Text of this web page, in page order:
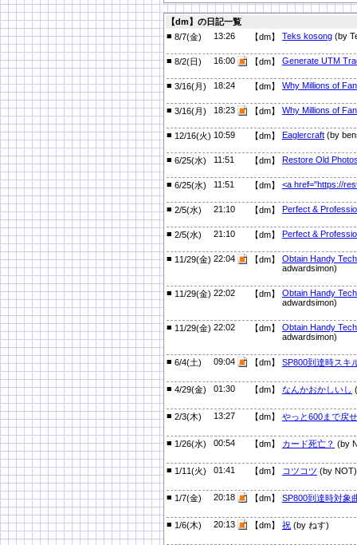
【dm】の日記一覧
■ 8/7(金) 13:26 【dm】 Teks kosong (by
■ 8/2(日) 16:00 【dm】 Generate UTM
■ 3/16(月) 18:24 【dm】 Why Millions of
■ 3/16(月) 18:23 【dm】 Why Millions of
■ 12/16(火) 10:59 【dm】 Eaglercraft (by
■ 6/25(水) 11:51 【dm】 Restore Old
■ 6/25(水) 11:51 【dm】 <a href="https://
■ 2/5(水) 21:10 【dm】 Perfect &
■ 2/5(水) 21:10 【dm】 Perfect &
■ 11/29(金) 22:04 【dm】 Obtain Handy
adwardsimon)
■ 11/29(金) 22:02 【dm】 Obtain Handy
adwardsimon)
■ 11/29(金) 22:02 【dm】 Obtain Handy
adwardsimon)
■ 6/4(土) 09:04 【dm】 SP800到達時スキ
■ 4/29(金) 01:30 【dm】 なんかおかしいし
■ 2/3(木) 13:27 【dm】 やっと600まで戻
■ 1/26(水) 00:54 【dm】 カード死亡？ (by
■ 1/11(火) 01:41 【dm】 コツコツ (by NOT)
■ 1/7(金) 20:18 【dm】 SP800到達時対象
■ 1/6(木) 20:13 【dm】 祝 (by ねす)